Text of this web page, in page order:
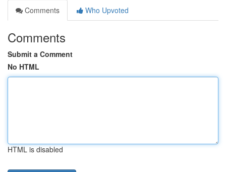
Comments
Who Upvoted
Comments
Submit a Comment
No HTML
HTML is disabled